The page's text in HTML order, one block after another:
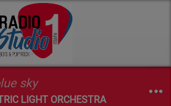
sky
LIGHT ORCHESTRA